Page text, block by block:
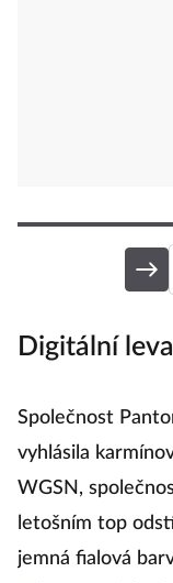
Digitální
Společnost
vyhlásila
WGSN,
letošním top
jemná fialová